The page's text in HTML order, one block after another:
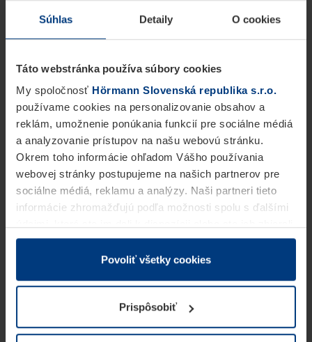
Súhlas Detaily O cookies
Táto webstránka používa súbory cookies
My spoločnosť Hörmann Slovenská republika s.r.o.
používame cookies na personalizovanie obsahov a
reklám, umožnenie ponúkania funkcií pre sociálne médiá
a analyzovanie prístupov na našu webovú stránku.
Okrem toho informácie ohľadom Vášho používania
webovej stránky postupujeme na našich partnerov pre
sociálne médiá, reklamu a analýzy. Naši partneri tieto
informácie zhromažďujú podľa možnosti spolu s ďalšími
v rámci Vášho využívania služieb.
Z právneho hľadiska môžeme cookies ukladať na Vašom
prevádzku tejto stránky. Pre všetky ostatné typy cookie
potrebujeme Vaše povolenie. Vaše povolenie môžete
kedykoľvek zmeniť alebo odvolať vo vysvetlení cookie
Povoliť všetky cookies
Prispôsobiť